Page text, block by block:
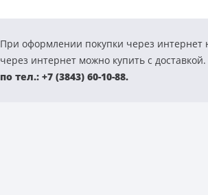
При оформлении покупки через интернет
через интернет можно купить с
по тел.: +7 (3843) 60-10-88.